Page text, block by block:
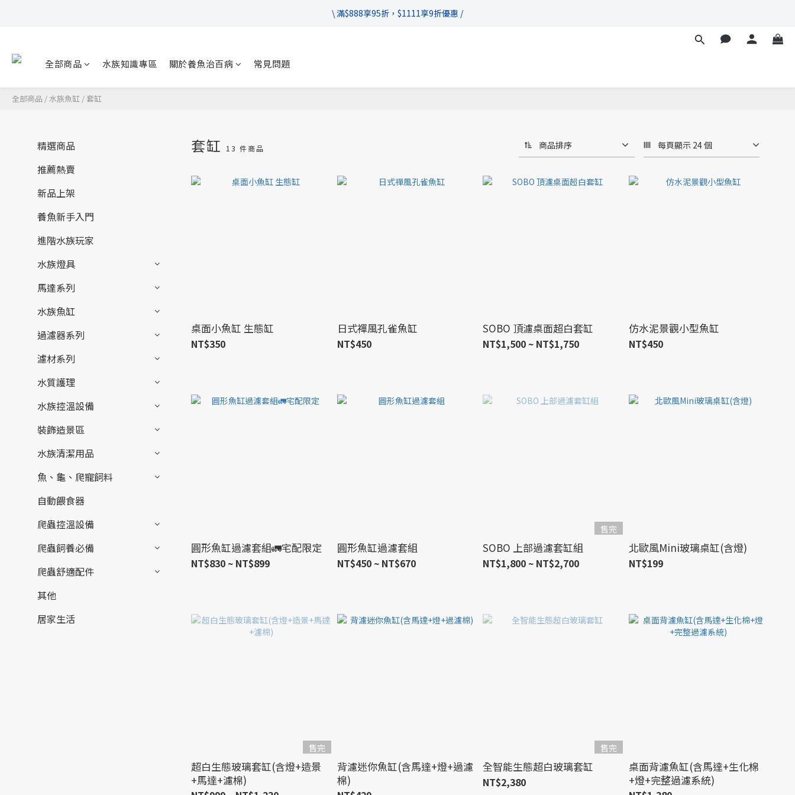
\ 超商滿$399免運!宅配滿$666免運 /
\ 滿$888享95折，$1111享9折優惠 /
全部商品 水族知識專區 關於養魚治百病 常見問題
全部商品 / 水族魚缸 / 套缸
精選商品
推薦熱賣
新品上架
養魚新手入門
進階水族玩家
水族燈具
馬達系列
水族魚缸
過濾器系列
濾材系列
水質護理
水族控溫設備
裝飾造景區
水族清潔用品
魚、龜、爬寵飼料
自動餵食器
爬蟲控溫設備
爬蟲飼養必備
爬蟲舒適配件
其他
居家生活
套缸 13 件商品 商品排序 每頁顯示 24 個
桌面小魚缸 生態缸
NT$350
日式禪風孔雀魚缸
NT$450
SOBO 頂濾桌面超白套缸
NT$1,500 ~ NT$1,750
仿水泥景觀小型魚缸
NT$450
圓形魚缸過濾套組🚛宅配限定
NT$830 ~ NT$899
圓形魚缸過濾套組
NT$450 ~ NT$670
售完
SOBO 上部過濾套缸組
NT$1,800 ~ NT$2,700
北歐風Mini玻璃桌缸(含燈)
NT$199
售完
超白生態玻璃套缸(含燈+造景
+馬達+濾棉)
背濾迷你魚缸(含馬達+燈+過濾
棉)
售完
全智能生態超白玻璃套缸
NT$2,380
桌面背濾魚缸(含馬達+生化棉
+燈+完整過濾系統)